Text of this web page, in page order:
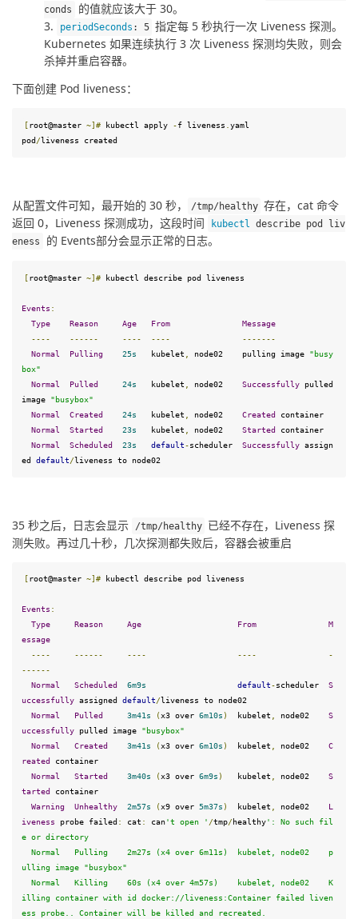
conds
的值就应该大于 30。
periodSeconds : 5 指定每 5 秒执行一次 Liveness 探测。
Kubernetes 如果连续执行 3 次 Liveness 探测均失败，则会
杀掉并重启容器。
下面创建 Pod liveness：
[root@master ~] # kubectl apply -f liveness
yaml
pod/liveness created
从配置文件可知，最开始的 30 秒， /tmp/ healthy 存在，cat 命令
返回 0，Liveness 探测成功，这段时间
kubectl describe pod liv
eness
的 Events部分会显示正常的日志。
[root@master ~] # kubectl describe pod liveness
Events :
Type
Reason Age From
Message
----
------ ---- ----
-------
Normal
Pulling 25s
   kubelet
node02    pulling image
"busy
box"
Normal
Pulled 24s
   kubelet
node02 Successfully pulled
image
"busybox"
Normal
Created 24s
   kubelet
node02 Created container
Normal
Started 23s
   kubelet
node02 Started container
Normal
Scheduled 23s default-scheduler Successfully assign
ed default/liveness to node02
35 秒之后，日志会显示 /tmp/ healthy
已经不存在，Liveness 探
测失败。再过几十秒，几次探测都失败后，容器会被重启
root@master ~] # kubectl describe pod liveness
Events :
Type
Reason Age From
M
essage
----
------ ---- ----
-
------
Normal
Scheduled 6m9s default-scheduler S
uccessfully assigned default/ liveness to node02
Normal
Pulled 3m41s (x3 over 6m10s )
  kubelet
, node02 S
uccessfully pulled image
"busybox"
Normal
Created 3m41s (x3 over 6m10s )
  kubelet
, node02 C
reated container
Normal
Started 3m40s (x3 over 6m9s )
   kubelet
, node02 S
tarted container
Warning
Unhealthy 2m57s (x9 over 5m37s )
  kubelet
, node02
L
iveness probe failed : cat : can't open ' /tmp/healthy': No such fil
e or directory
ulling image "busybox"
illing container with id docker://liveness:Container failed liven
ess probe.. Container will be killed and recreated.